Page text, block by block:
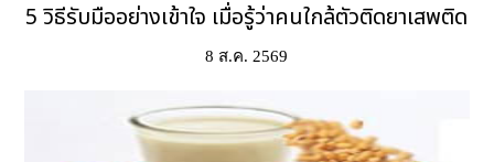
5 วิธีรับมืออย่างเข้าใจ เมื่อรู้ว่าคนใกล้ตัวติดยาเสพติด
8 ส.ค. 2569